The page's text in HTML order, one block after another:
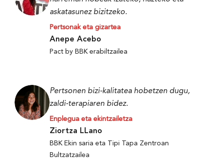
askatasunez bizitzeko.
Pertsonak eta gizartea
Anepe Acebo
Pact by BBK erabiltzailea
Pertsonen bizi-kalitatea hobetzen dugu,
zaldi-terapiaren bidez.
Enplegua eta ekintzailetza
Ziortza LLano
BBK Ekin saria eta Tipi Tapa Zentroan
Bultzatzailea